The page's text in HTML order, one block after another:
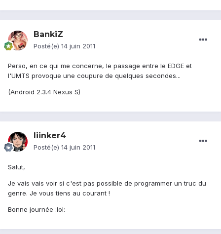
BankiZ
Posté(e) 14 juin 2011
Perso, en ce qui me concerne, le passage entre le EDGE et
l'UMTS provoque une coupure de quelques secondes...
(Android 2.3.4 Nexus S)
liinker4
Posté(e) 14 juin 2011
Salut,
Je vais vais voir si c'est pas possible de programmer un truc du
genre. Je vous tiens au courant !
Bonne journée :lol: